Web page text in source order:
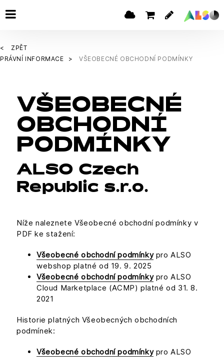
ZPĚT
PRÁVNÍ INFORMACE
VŠEOBECNÉ OBCHODNÍ PODMÍNKY
VŠEOBECNÉ
OBCHODNÍ
PODMÍNKY
ALSO Czech
Republic s.r.o.
Níže naleznete Všeobecné obchodní podmínky v
PDF ke stažení:
Všeobecné obchodní podmínky pro ALSO
webshop platné od 19. 9. 2025
Všeobecné obchodní podmínky pro ALSO
Cloud Marketplace (ACMP) platné od 31. 8.
2021
Historie platných Všeobecných obchodních
podmínek:
Všeobecné obchodní podmínky pro ALSO